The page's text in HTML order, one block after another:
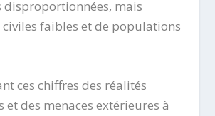
disproportionnées, mais
faibles et de populations
ces chiffres des réalités
des menaces extérieures à